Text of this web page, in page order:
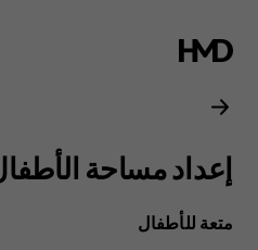
دليل
مستخدم
Nokia
T20
إعداد مساحة
متعة للأطفال